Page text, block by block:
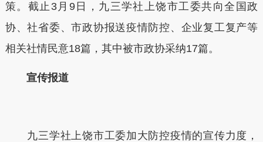
策。截止3月9日，九三学社上饶市工委共向全国政
协、社省委、市政协报送疫情防控、企业复工复产等
相关社情民意18篇，其中被市政协采纳17篇。
宣传报道
九三学社上饶市工委加大防控疫情的宣传力度，